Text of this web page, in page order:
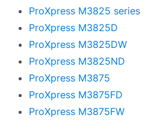
ProXpress M3825 series
ProXpress M3825D
ProXpress M3825DW
ProXpress M3825ND
ProXpress M3875
ProXpress M3875FD
ProXpress M3875FW